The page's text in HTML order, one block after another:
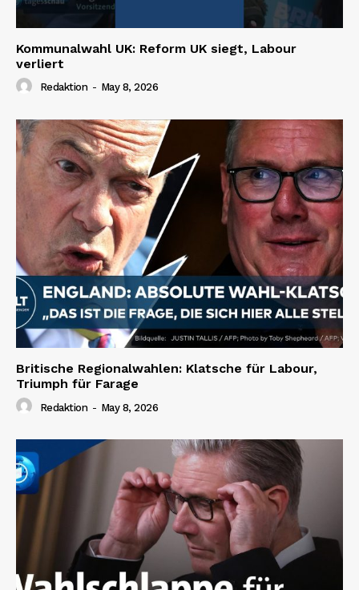
Kommunalwahl UK: Reform UK siegt, Labour
verliert
Redaktion - May 8, 2026
Britische Regionalwahlen: Klatsche für Labour,
Triumph für Farage
Redaktion - May 8, 2026